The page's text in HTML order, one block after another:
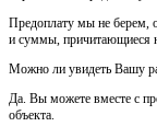
Предоплату мы не берем,
и суммы, причитающиеся
Можно ли увидеть Вашу
Да. Вы можете вместе с
объекта.